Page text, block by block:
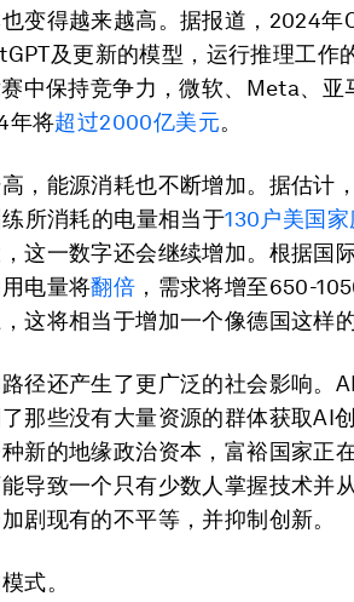
变得越来越高。据报道，2024年
及更新的模型，运行推理工作
中保持竞争力，微软、Meta、亚
年将超过2000亿美元。
，能源消耗也不断增加。据估计
练所消耗的电量相当于130 户美国
这一数字还会继续增加。根据国
电量将翻倍 ，需求将增至650-
这将相当于增加一个像德国这样
径还产生了更广泛的社会影响。
那些没有大量资源的群体获取AI
新的地缘政治资本，富裕国家正
导致一个只有少数人掌握技术并
剧现有的不平等，并抑制创新。
式。